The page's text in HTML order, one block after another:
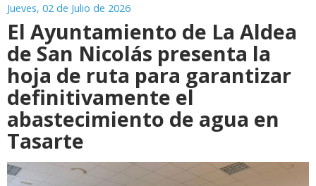
Jueves, 02 de Julio de 2026
El Ayuntamiento de La Aldea
de San Nicolás presenta la
hoja de ruta para garantizar
definitivamente el
abastecimiento de agua en
Tasarte